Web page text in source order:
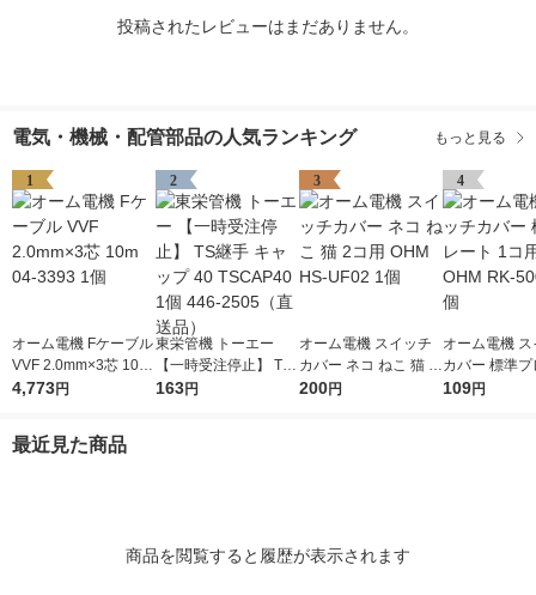
投稿されたレビューはまだありません。
電気・機械・配管部品の人気ランキング もっと見る
1
オーム電機 Fケーブル
VVF 2.0mm×3芯 10m
04-3393 1個
4,773円
2
東栄管機 トーエー
【一時受注停止】 TS
継手 キャップ 40 TSC
163円
3
オーム電機 スイッチ
カバー ネコ ねこ 猫 2
コ用 OHM HS-UF02 1
200円
4
オーム電機
カバー 標準
1コ用 白
109円
最近見た商品
商品を閲覧すると履歴が表示されます